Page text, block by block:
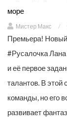
море
Мистер Макс /
Премьера!
#Русалочка Лана
и её первое
талантов. В
команды, но его
развивает